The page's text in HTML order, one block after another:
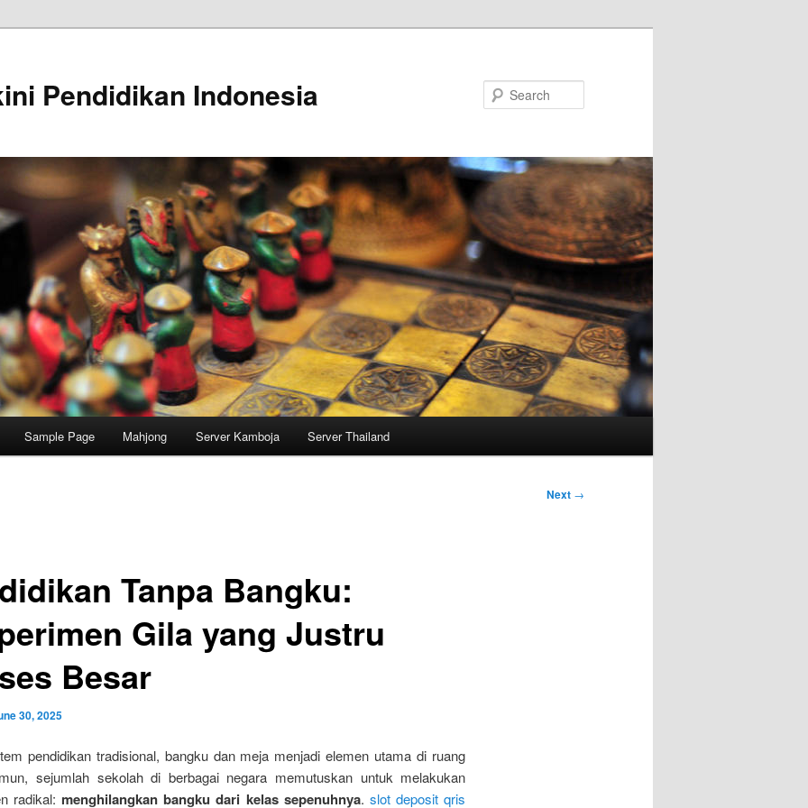
Pendidikan Indonesia
Sample Page Mahjong Server Kamboja Server Thailand
Next →
Tanpa Bangku:
Gila yang Justru
Besar
30, 2025
pendidikan tradisional, bangku dan meja menjadi elemen utama di ruang
sejumlah sekolah di berbagai negara memutuskan untuk melakukan
radikal: menghilangkan bangku dari kelas sepenuhnya. slot deposit qris